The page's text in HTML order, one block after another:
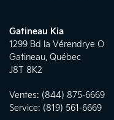
Gatineau Kia
1299 Bd la Vérendrye O
Gatineau, Québec
J8T 8K2
Ventes: (844) 875-6669
Service: (819) 561-6669